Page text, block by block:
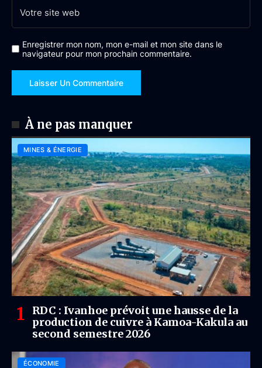
Enregistrer mon nom, mon e-mail et mon site dans le
navigateur pour mon prochain commentaire.
À ne pas manquer
MINES & ÉNERGIE
RDC : Ivanhoe prévoit une hausse de la
production de cuivre à Kamoa-Kakula au
second semestre 2026
ÉCONOMIE